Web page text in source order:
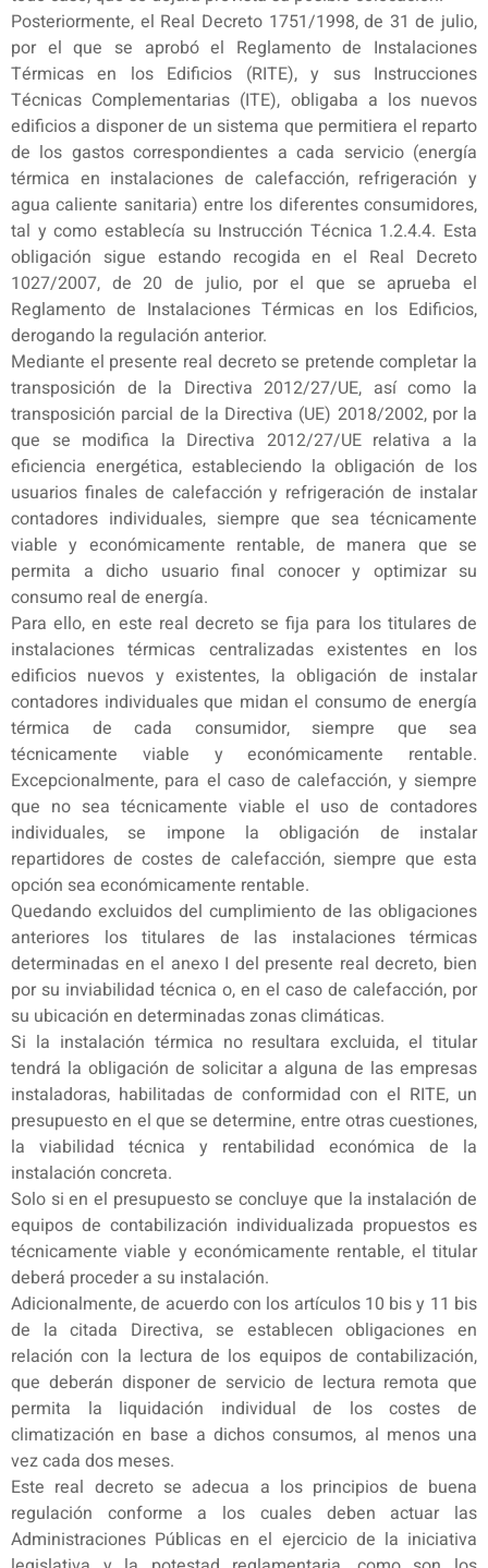
Posteriormente, el Real Decreto 1751/1998, de 31 de julio,
por el que se aprobó el Reglamento de Instalaciones
Térmicas en los Edificios (RITE), y sus Instrucciones
Técnicas Complementarias (ITE), obligaba a los nuevos
edificios a disponer de un sistema que permitiera el reparto
de los gastos correspondientes a cada servicio (energía
térmica en instalaciones de calefacción, refrigeración y
agua caliente sanitaria) entre los diferentes consumidores,
tal y como establecía su Instrucción Técnica 1.2.4.4. Esta
obligación sigue estando recogida en el Real Decreto
1027/2007, de 20 de julio, por el que se aprueba el
Reglamento de Instalaciones Térmicas en los Edificios,
derogando la regulación anterior.
Mediante el presente real decreto se pretende completar la
transposición de la Directiva 2012/27/UE, así como la
transposición parcial de la Directiva (UE) 2018/2002, por la
que se modifica la Directiva 2012/27/UE relativa a la
eficiencia energética, estableciendo la obligación de los
usuarios finales de calefacción y refrigeración de instalar
contadores individuales, siempre que sea técnicamente
viable y económicamente rentable, de manera que se
permita a dicho usuario final conocer y optimizar su
consumo real de energía.
Para ello, en este real decreto se fija para los titulares de
instalaciones térmicas centralizadas existentes en los
edificios nuevos y existentes, la obligación de instalar
contadores individuales que midan el consumo de energía
térmica de cada consumidor, siempre que sea
técnicamente viable y económicamente rentable.
Excepcionalmente, para el caso de calefacción, y siempre
que no sea técnicamente viable el uso de contadores
individuales, se impone la obligación de instalar
repartidores de costes de calefacción, siempre que esta
opción sea económicamente rentable.
Quedando excluidos del cumplimiento de las obligaciones
anteriores los titulares de las instalaciones térmicas
determinadas en el anexo I del presente real decreto, bien
por su inviabilidad técnica o, en el caso de calefacción, por
su ubicación en determinadas zonas climáticas.
Si la instalación térmica no resultara excluida, el titular
tendrá la obligación de solicitar a alguna de las empresas
instaladoras, habilitadas de conformidad con el RITE, un
presupuesto en el que se determine, entre otras cuestiones,
la viabilidad técnica y rentabilidad económica de la
instalación concreta.
Solo si en el presupuesto se concluye que la instalación de
equipos de contabilización individualizada propuestos es
técnicamente viable y económicamente rentable, el titular
deberá proceder a su instalación.
Adicionalmente, de acuerdo con los artículos 10 bis y 11 bis
de la citada Directiva, se establecen obligaciones en
relación con la lectura de los equipos de contabilización,
que deberán disponer de servicio de lectura remota que
permita la liquidación individual de los costes de
climatización en base a dichos consumos, al menos una
vez cada dos meses.
Este real decreto se adecua a los principios de buena
regulación conforme a los cuales deben actuar las
Administraciones Públicas en el ejercicio de la iniciativa